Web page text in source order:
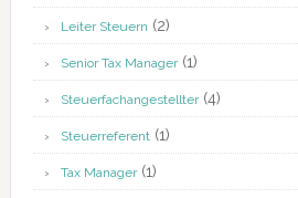
Leiter Steuern (2)
Senior Tax Manager(1)
Steuerfachangestellter(4)
Steuerreferent(1)
Tax Manager(1)